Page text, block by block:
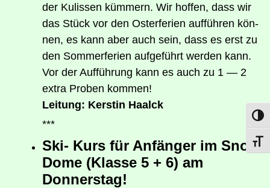
der Kulis­sen küm­mern. Wir hof­fen, dass wir
das Stück vor den Oster­fe­ri­en auf­füh­ren kön­
nen, es kann aber auch sein, dass es erst zu
den Som­mer­fe­ri­en auf­ge­führt wer­den kann.
Vor der Auf­füh­rung kann es auch zu 1 — 2
extra Pro­ben kommen!
Lei­tung: Kers­tin Haalck
***
Ski- Kurs für Anfän­ger im Snow
Dome (Klas­se 5 + 6) am
Donnerstag!